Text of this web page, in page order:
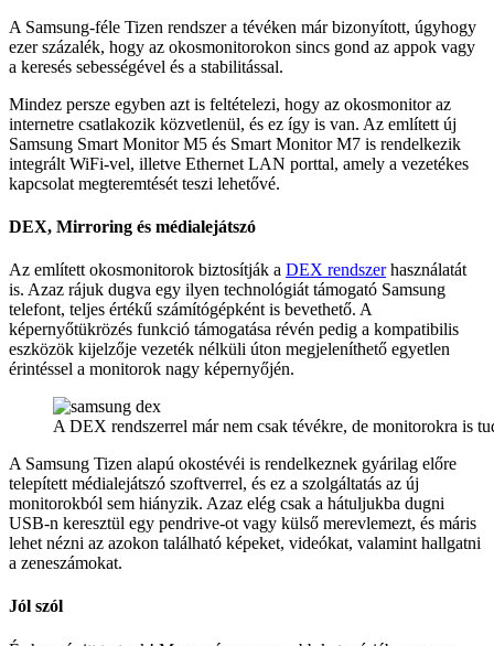
A Samsung-féle Tizen rendszer a tévéken már bizonyított, úgyhogy
ezer százalék, hogy az okosmonitorokon sincs gond az appok vagy
a keresés sebességével és a stabilitással.
Mindez persze egyben azt is feltételezi, hogy az okosmonitor az
internetre csatlakozik közvetlenül, és ez így is van. Az említett új
Samsung Smart Monitor M5 és Smart Monitor M7 is rendelkezik
integrált WiFi-vel, illetve Ethernet LAN porttal, amely a vezetékes
kapcsolat megteremtését teszi lehetővé.
DEX, Mirroring és médialejátszó
Az említett okosmonitorok biztosítják a DEX rendszerhasználatát
is. Azaz rájuk dugva egy ilyen technológiát támogató Samsung
telefont, teljes értékű számítógépként is bevethető. A
képernyőtükrözés funkció támogatása révén pedig a kompatibilis
eszközök kijelzője vezeték nélküli úton megjeleníthető egyetlen
érintéssel a monitorok nagy képernyőjén.
A DEX rendszerrel már nem csak tévékre, de monitorokra is
A Samsung Tizen alapú okostévéi is rendelkeznek gyárilag előre
telepített médialejátszó szoftverrel, és ez a szolgáltatás az új
monitorokból sem hiányzik. Azaz elég csak a hátuljukba dugni
USB-n keresztül egy pendrive-ot vagy külső merevlemezt, és máris
lehet nézni az azokon található képeket, videókat, valamint hallgatni
a zeneszámokat.
Jól szól